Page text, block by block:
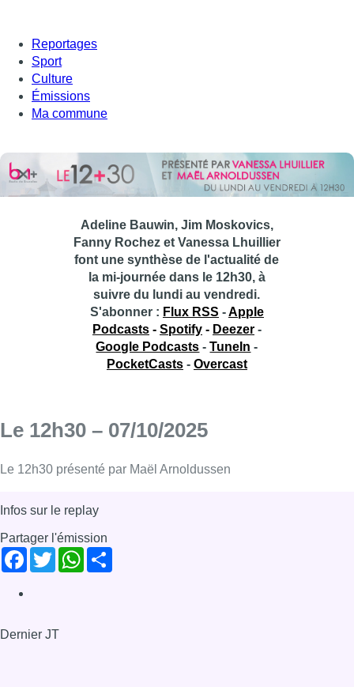
Reportages
Sport
Culture
Émissions
Ma commune
Adeline Bauwin, Jim Moskovics,
Fanny Rochez et Vanessa Lhuillier
font une synthèse de l'actualité de
la mi-journée dans le 12h30, à
suivre du lundi au vendredi.
S'abonner : Flux RSS -Apple
Podcasts - Spotify- Deezer-
Google Podcasts -TuneIn -
PocketCasts- Overcast
Le 12h30 – 07/10/2025
Le 12h30 présenté par Maël Arnoldussen
Infos sur le replay
Partager l'émission
Facebook
TwitterWhatsApp
Dernier JT